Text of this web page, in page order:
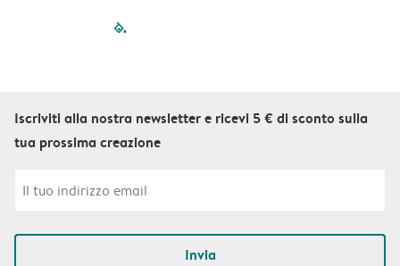
filled-pagination
Iscriviti alla nostra newsletter e ricevi 5 € di sconto sulla
tua prossima creazione
Invia